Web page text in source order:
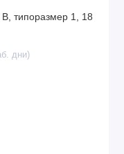
В, типоразмер 1, 18
дни)